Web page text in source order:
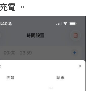
電 。